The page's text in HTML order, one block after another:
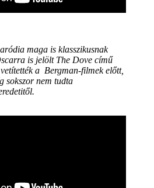
maga is klasszikusnak
is jelölt The Dove című
a Bergman-filmek előtt,
sokszor nem tudta